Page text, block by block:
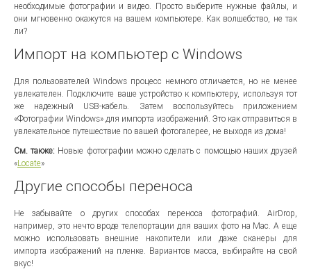
необходимые фотографии и видео. Просто выберите нужные файлы, и
они мгновенно окажутся на вашем компьютере. Как волшебство, не так
ли?
Импорт на компьютер с Windows
Для пользователей Windows процесс немного отличается, но не менее
увлекателен. Подключите ваше устройство к компьютеру, используя тот
же надежный USB-кабель. Затем воспользуйтесь приложением
«Фотографии Windows» для импорта изображений. Это как отправиться в
увлекательное путешествие по вашей фотогалерее, не выходя из дома!
См. также: Новые фотографии можно сделать с помощью наших друзей
«Locate»
Другие способы переноса
Не забывайте о других способах переноса фотографий. AirDrop,
например, это нечто вроде телепортации для ваших фото на Mac. А еще
можно использовать внешние накопители или даже сканеры для
импорта изображений на пленке. Вариантов масса, выбирайте на свой
вкус!